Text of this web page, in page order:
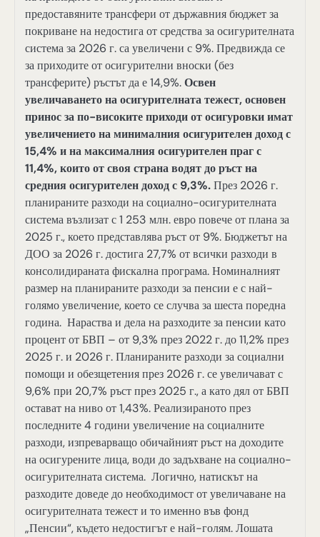
предоставяните трансфери от държавния бюджет за
покриване на недостига от средства за осигурителната
система за 2026 г. са увеличени с 9%. Предвижда се
за приходите от осигурителни вноски (без
трансферите) ръстът да е 14,9%.Освен
увеличаването на осигурителната тежест, основен
принос за по-високите приходи от осигуровки имат
увеличението на минималния осигурителен доход с
15,4% и на максималния осигурителен праг с
11,4%, които от своя страна водят до ръст на
средния осигурителен доход с 9,3%.През 2026 г.
планираните разходи на социално-осигурителната
система възлизат с 1 253 млн. евро повече от плана за
2025 г., което представлява ръст от 9%. Бюджетът на
ДОО за 2026 г. достига 27,7% от всички разходи в
консолидираната фискална програма. Номиналният
размер на планираните разходи за пенсии е с най-
голямо увеличение, което се случва за шеста поредна
година. Нараства и дела на разходите за пенсии като
процент от БВП – от 9,3% през 2022 г. до 11,2% през
2025 г. и 2026 г. Планираните разходи за социални
помощи и обезщетения през 2026 г. се увеличават с
9,6% при 20,7% ръст през 2025 г., а като дял от БВП
остават на ниво от 1,43%. Реализираното през
последните 4 години увеличение на социалните
разходи, изпреварващо обичайният ръст на доходите
на осигурените лица, води до задъхване на социално-
осигурителната система. Логично, натискът на
разходите доведе до необходимост от увеличаване на
осигурителната тежест и то именно във фонд
„Пенсии“, където недостигът е най-голям. Лошата